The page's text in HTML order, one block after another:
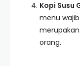
Kopi Susu
menu
orang.